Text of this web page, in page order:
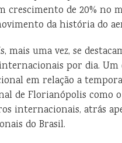
crescimento de 20% no
da história do
mais uma vez, se
por dia. Um
em relação a
de Florianópolis como
internacionais, atrás
do Brasil.